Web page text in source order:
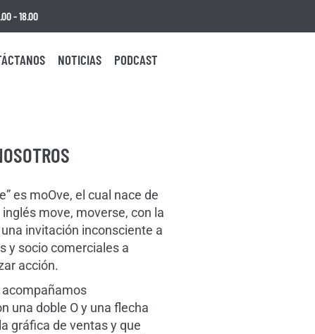
- 18.00
NOTICIAS PODCAST
es moOve, el cual nace de
inglés move, moverse, con la
invitación inconsciente a
y socio comerciales a
acción.
una doble O y una flecha
gráfica de ventas y que